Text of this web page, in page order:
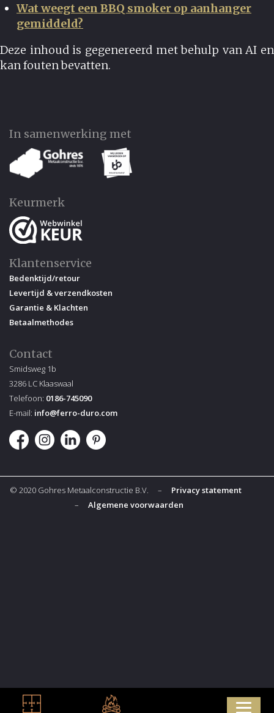
Wat weegt een BBQ smoker op aanhanger
gemiddeld?
Deze inhoud is gegenereerd met behulp van AI en
kan fouten bevatten.
In samenwerking met
Keurmerk
Klantenservice
Bedenktijd/retour
Levertijd & verzendkosten
Garantie & Klachten
Betaalmethodes
Contact
Smidsweg 1b
3286 LC Klaaswaal
Telefoon: 0186-745090
E-mail: info@ferro-duro.com
© 2020 Gohres Metaalconstructie B.V. – Privacy statement
–Algemene voorwaarden